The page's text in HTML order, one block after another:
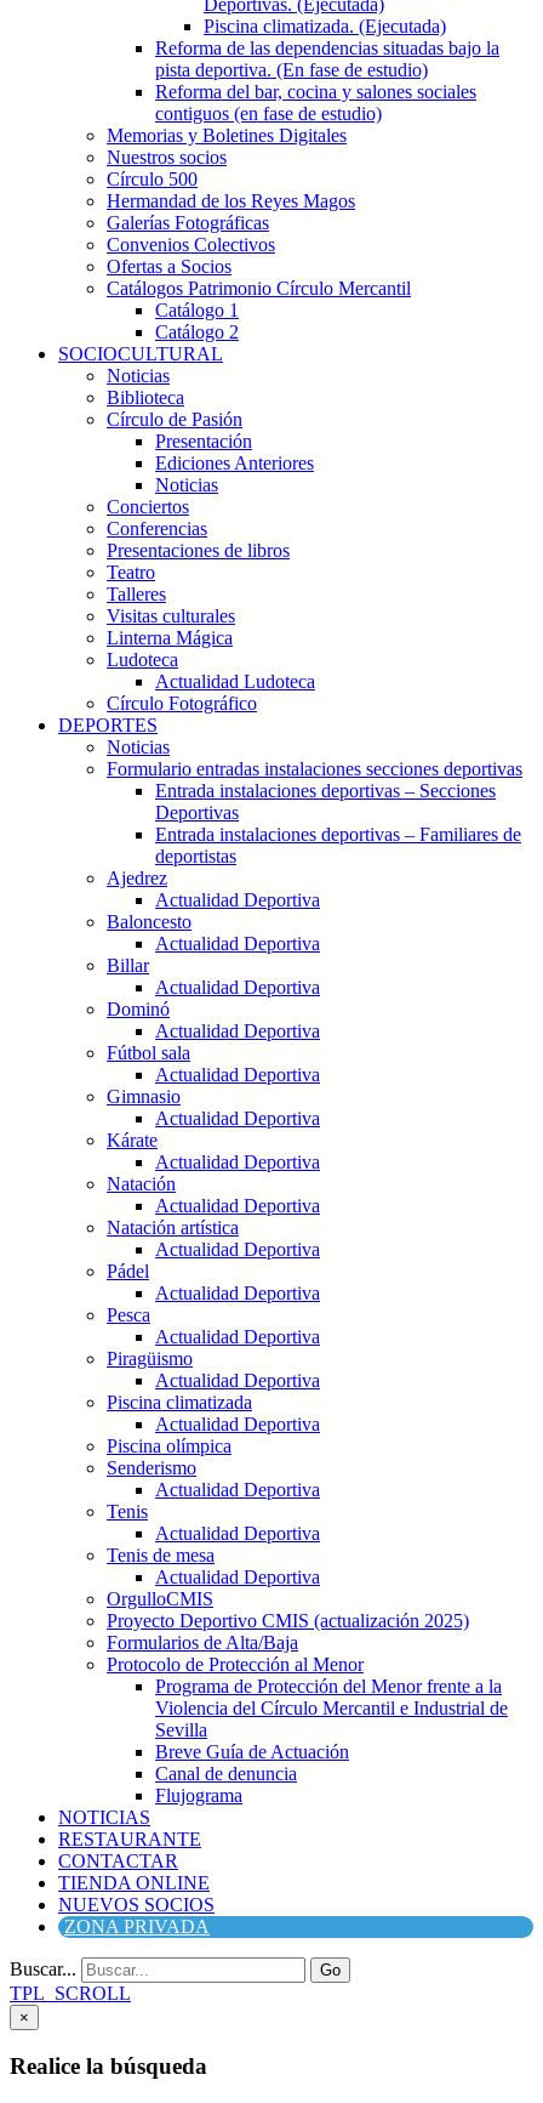
Deportivas. (Ejecutada)
Piscina climatizada. (Ejecutada)
Reforma de las dependencias situadas bajo la
pista deportiva. (En fase de estudio)
Reforma del bar, cocina y salones sociales
contiguos (en fase de estudio)
Memorias y Boletines Digitales
Nuestros socios
Círculo 500
Hermandad de los Reyes Magos
Galerías Fotográficas
Convenios Colectivos
Ofertas a Socios
Catálogos Patrimonio Círculo Mercantil
Catálogo 1
Catálogo 2
SOCIOCULTURAL
Noticias
Biblioteca
Círculo de Pasión
Presentación
Ediciones Anteriores
Noticias
Conciertos
Conferencias
Presentaciones de libros
Teatro
Talleres
Visitas culturales
Linterna Mágica
Ludoteca
Actualidad Ludoteca
Círculo Fotográfico
DEPORTES
Noticias
Formulario entradas instalaciones secciones deportivas
Entrada instalaciones deportivas – Secciones
Deportivas
Entrada instalaciones deportivas – Familiares de
deportistas
Ajedrez
Actualidad Deportiva
Baloncesto
Actualidad Deportiva
Billar
Actualidad Deportiva
Dominó
Actualidad Deportiva
Fútbol sala
Actualidad Deportiva
Gimnasio
Actualidad Deportiva
Kárate
Actualidad Deportiva
Natación
Actualidad Deportiva
Natación artística
Actualidad Deportiva
Pádel
Actualidad Deportiva
Pesca
Actualidad Deportiva
Piragüismo
Actualidad Deportiva
Piscina climatizada
Actualidad Deportiva
Piscina olímpica
Senderismo
Actualidad Deportiva
Tenis
Actualidad Deportiva
Tenis de mesa
Actualidad Deportiva
OrgulloCMIS
Proyecto Deportivo CMIS (actualización 2025)
Formularios de Alta/Baja
Protocolo de Protección al Menor
Programa de Protección del Menor frente a la
Violencia del Círculo Mercantil e Industrial de
Sevilla
Breve Guía de Actuación
Canal de denuncia
Flujograma
NOTICIAS
RESTAURANTE
CONTACTAR
TIENDA ONLINE
NUEVOS SOCIOS
ZONA PRIVADA
Buscar... Go
TPL_SCROLL
×
Realice la búsqueda